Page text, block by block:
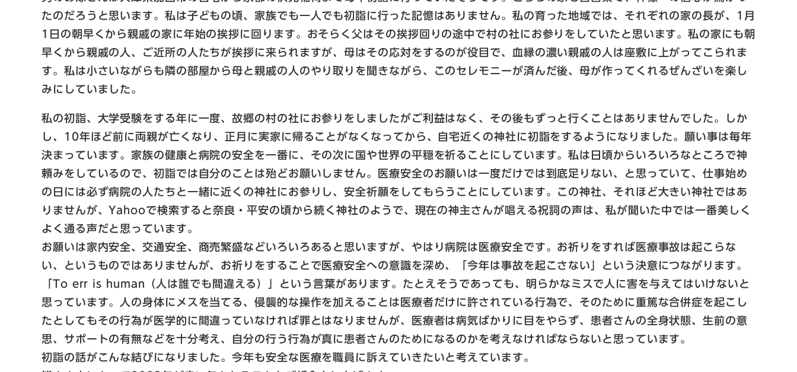
たのだろうと思います。私は子どもの頃、家族でも一人でも初詣に行った記憶はありません。私の育った地域では、それぞれの家の長が、1月
1日の朝早くから親戚の家に年始の挨拶に回ります。おそらく父はその挨拶回りの途中で村の社にお参りをしていたと思います。私の家にも朝
早くから親戚の人、ご近所の人たちが挨拶に来られますが、母はその応対をするのが役目で、血縁の濃い親戚の人は座敷に上がってこられま
す。私は小さいながらも隣の部屋から母と親戚の人のやり取りを聞きながら、このセレモニーが済んだ後、母が作ってくれるぜんざいを楽し
みにしていました。
私の初詣、大学受験をする年に一度、故郷の村の社にお参りをしましたがご利益はなく、その後もずっと行くことはありませんでした。しか
し、10年ほど前に両親が亡くなり、正月に実家に帰ることがなくなってから、自宅近くの神社に初詣をするようになりました。願い事は毎年
決まっています。家族の健康と病院の安全を一番に、その次に国や世界の平穏を祈ることにしています。私は日頃からいろいろなところで神
頼みをしているので、初詣では自分のことは殆どお願いしません。医療安全のお願いは一度だけでは到底足りない、と思っていて、仕事始め
の日には必ず病院の人たちと一緒に近くの神社にお参りし、安全祈願をしてもらうことにしています。この神社、それほど大きい神社ではあ
りませんが、Yahooで検索すると奈良・平安の頃から続く神社のようで、現在の神主さんが唱える祝詞の声は、私が聞いた中では一番美しく
よく通る声だと思っています。
お願いは家内安全、交通安全、商売繁盛などいろいろあると思いますが、やはり病院は医療安全です。お祈りをすれば医療事故は起こらな
い、というものではありませんが、お祈りをすることで医療安全への意識を深め、「今年は事故を起こさない」という決意につながります。
「To err is human（人は誰でも間違える）」という言葉があります。たとえそうであっても、明らかなミスで人に害を与えてはいけないと
思っています。人の身体にメスを当てる、侵襲的な操作を加えることは医療者だけに許されている行為で、そのために重篤な合併症を起こし
たとしてもその行為が医学的に間違っていなければ罪とはなりませんが、医療者は病気ばかりに目をやらず、患者さんの全身状態、生前の意
思、サポートの有無などを十分考え、自分の行う行為が真に患者さんのためになるのかを考えなければならないと思っています。
初詣の話がこんな結びになりました。今年も安全な医療を職員に訴えていきたいと考えています。